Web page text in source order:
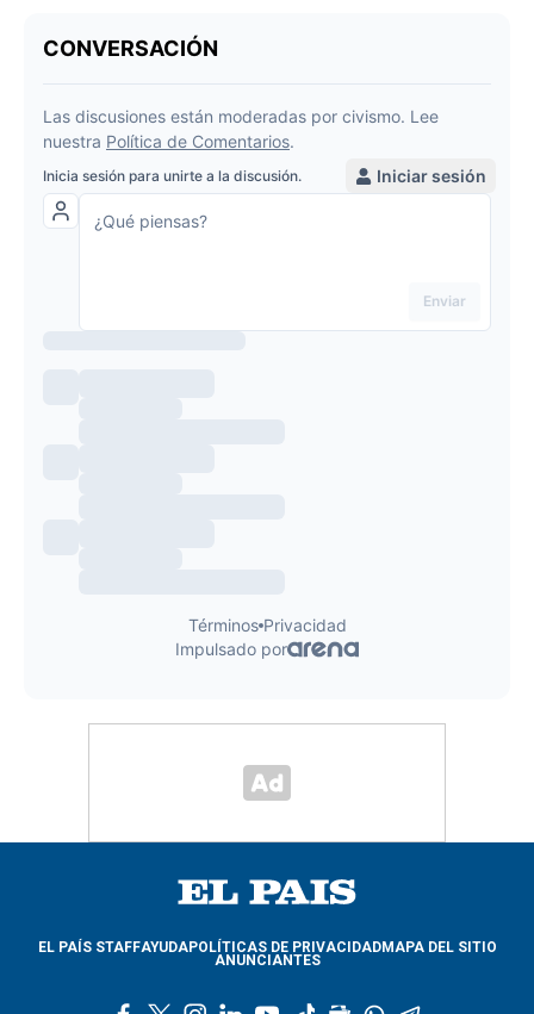
EL PAÍS STAFFAYUDAPOLÍTICAS DE PRIVACIDADMAPA DEL SITIO
ANUNCIANTES